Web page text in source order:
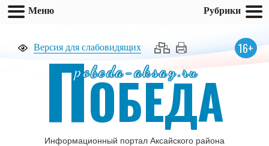
Версия для слабовидящих 16+
pobeda-aksay.ru
ПОБЕДА
Информационный портал Аксайского района
Меню Рубрики